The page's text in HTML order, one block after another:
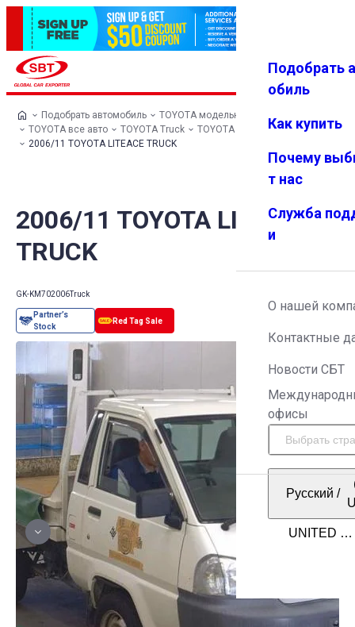
Избранн
Меню
Подобрать
обиль
Как купить
Почему
т нас
Служба
и
О нашей
Контактные
Новости СБТ
офисы
Русский /
Подобрать автомобиль
TOYOTA модельный ряд
TOYOTA все авто
TOYOTA Truck
TOYOTA LITEACE TRUCK
2006/11 TOYOTA LITEACE TRUCK
2006/11 TOYOTA LITEACE
TRUCK
GK-KM702006Truck